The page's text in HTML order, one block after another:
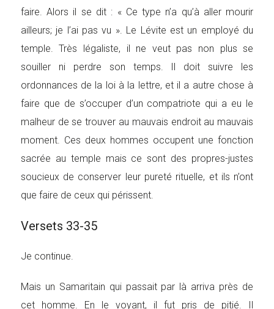
faire. Alors il se dit : « Ce type n’a qu’à aller mourir
ailleurs; je l’ai pas vu ». Le Lévite est un employé du
temple. Très légaliste, il ne veut pas non plus se
souiller ni perdre son temps. Il doit suivre les
ordonnances de la loi à la lettre, et il a autre chose à
faire que de s’occuper d’un compatriote qui a eu le
malheur de se trouver au mauvais endroit au mauvais
moment. Ces deux hommes occupent une fonction
sacrée au temple mais ce sont des propres-justes
soucieux de conserver leur pureté rituelle, et ils n’ont
que faire de ceux qui périssent.
Versets 33-35
Je continue.
Mais un Samaritain qui passait par là arriva près de
cet homme. En le voyant, il fut pris de pitié. Il